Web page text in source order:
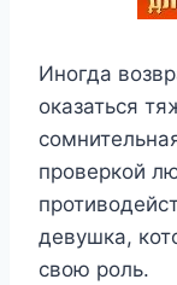
Иногда
оказаться
проверкой
девушка,
свою роль.